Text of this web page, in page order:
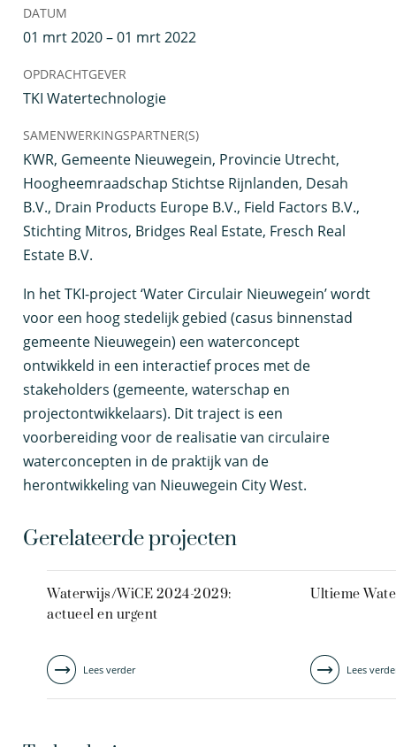
In het TKI-project ‘Water Circulair Nieuwegein’ wordt
voor een hoog stedelijk gebied (casus binnenstad
gemeente Nieuwegein) een waterconcept
ontwikkeld in een interactief proces met de
stakeholders (gemeente, waterschap en
projectontwikkelaars). Dit traject is een
voorbereiding voor de realisatie van circulaire
waterconcepten in de praktijk van de
herontwikkeling van Nieuwegein City West.
Gerelateerde projecten
Waterwijs/WiCE 2024-2029:
actueel en urgent
Lees verder
Ultieme
Lees
DATUM
01 mrt 2020 – 01 mrt 2022
OPDRACHTGEVER
TKI Watertechnologie
SAMENWERKINGSPARTNER(S)
KWR, Gemeente Nieuwegein, Provincie Utrecht,
Hoogheemraadschap Stichtse Rijnlanden, Desah
B.V., Drain Products Europe B.V., Field Factors B.V.,
Stichting Mitros, Bridges Real Estate, Fresch Real
Estate B.V.